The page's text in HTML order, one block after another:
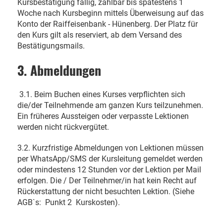
Kursbestätigung fällig, zahlbar bis spätestens 1
Woche nach Kursbeginn mittels Überweisung auf das
Konto der Raiffeisenbank - Hünenberg. Der Platz für
den Kurs gilt als reserviert, ab dem Versand des
Bestätigungsmails.
3. Abmeldungen
3.1. Beim Buchen eines Kurses verpflichten sich
die/der Teilnehmende am ganzen Kurs teilzunehmen.
Ein früheres Aussteigen oder verpasste Lektionen
werden nicht rückvergütet.
3.2. Kurzfristige Abmeldungen von Lektionen müssen
per WhatsApp/SMS der Kursleitung gemeldet werden
oder mindestens 12 Stunden vor der Lektion per Mail
erfolgen. Die / Der Teilnehmer/in hat kein Recht auf
Rückerstattung der nicht besuchten Lektion. (Siehe
AGB`s: Punkt 2 Kurskosten).